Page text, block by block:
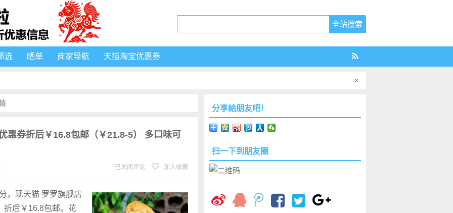
选 晒单 商家导航 天猫淘宝优惠券
×
惠券折后￥16.8包邮（￥21.8-5） 多口味可
已关闭评论 加入收藏
，现天猫 罗罗旗舰店
折后￥16.8包邮。花
分享給朋友吧！
扫一下到朋友圈